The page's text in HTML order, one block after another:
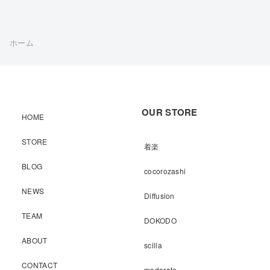
ホーム
HOME
STORE
BLOG
NEWS
TEAM
ABOUT
CONTACT
OUR STORE
着楽
cocorozashi
Diffusion
DOKODO
scilla